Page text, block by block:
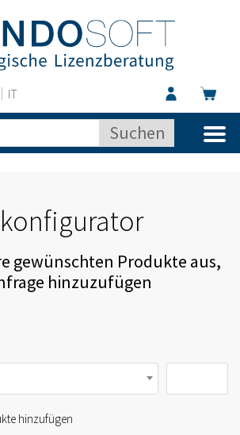
IT
gewünschten Produkte aus,
hinzuzufügen
hinzufügen